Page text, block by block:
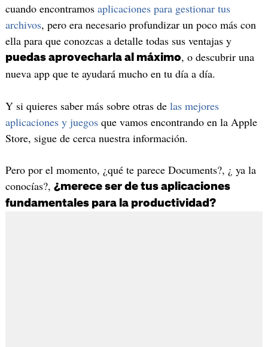
cuando encontramos aplicaciones para gestionar tus
archivos, pero era necesario profundizar un poco más con
ella para que conozcas a detalle todas sus ventajas y
puedas aprovecharla al máximo, o descubrir una
nueva app que te ayudará mucho en tu día a día.
Y si quieres saber más sobre otras de las mejores
aplicaciones y juegosque vamos encontrando en la Apple
Store, sigue de cerca nuestra información.
Pero por el momento, ¿qué te parece Documents?, ¿ ya la
conocías?, ¿merece ser de tus aplicaciones
fundamentales para la productividad?